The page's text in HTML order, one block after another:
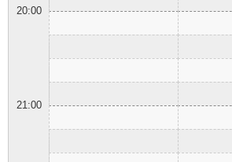
20:00
21:00